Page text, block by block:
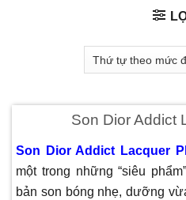
Son Dior Addict
Son Dior Addict Lacquer
một trong những “siêu
bản son bóng nhẹ, dưỡng